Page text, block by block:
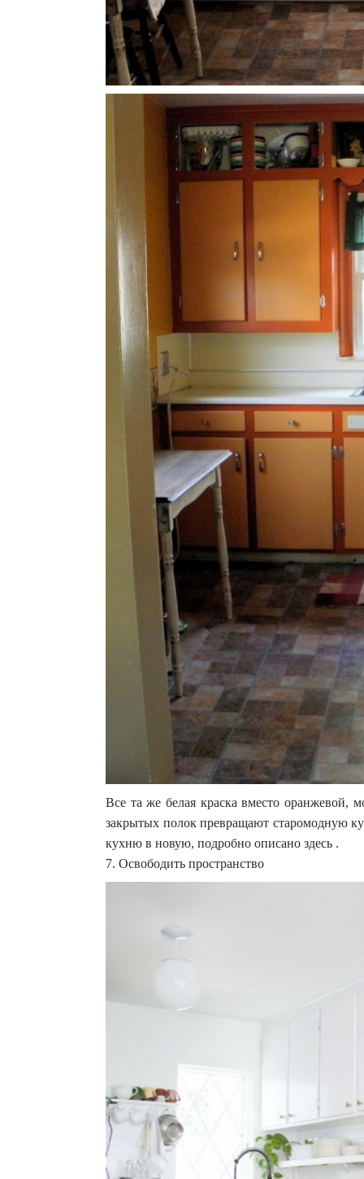
Все та же белая краска вместо оранжевой,
закрытых полок превращают старомодную
кухню в новую, подробно описано здесь .
7. Освободить пространство